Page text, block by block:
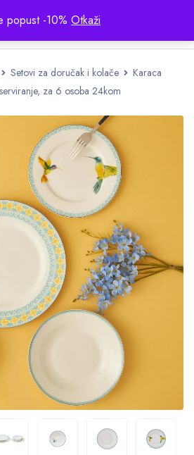
popust -10% Otkaži
Setovi za doručak i kolače
Karaca
za 6 osoba 24kom